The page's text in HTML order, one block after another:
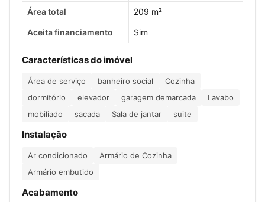
Área total 209 m²
Aceita financiamento Sim
Características do imóvel
Área de serviço banheiro social
Cozinha
dormitório
elevador garagem demarcada
Lavabo
mobiliado
sacada Sala de jantar suite
Instalação
Ar condicionado
Armário de Cozinha
Armário embutido
Acabamento